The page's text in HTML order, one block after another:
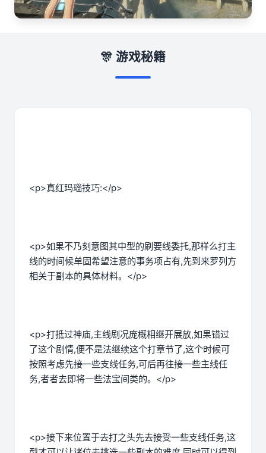
🎊 游戏秘籍
<p>真红玛瑙技巧:</p>
<p>如果不乃刻意图其中型的刷要线委托,那样么打主
线的时间候单固希望注意的事务项占有,先到来罗列方
相关于副本的具体材料。</p>
<p>打抵过神庙,主线剧况庞概相继开展放,如果错过
了这个剧情,便不是法继续这个打章节了,这个时候可
按照考虑先接一些支线任务,可后再往接一些主线任
务,者者去即将一些法宝间类的。</p>
<p>接下来位置于去打之头先去接受一些支线任务,这